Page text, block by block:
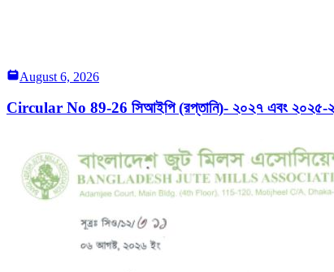
August 6, 2026
Circular No 89-26 সিআইপি (রপ্তানি)- ২০২৭ এবং ২০২৫-